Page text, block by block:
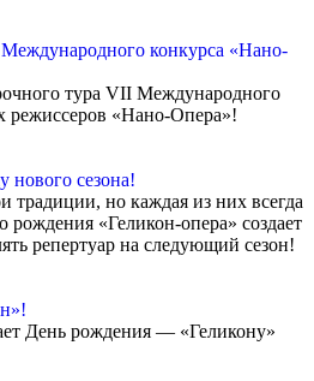
конкурса «Нано-
тура VII Международного
режиссеров «Нано-Опера»!
нового сезона!
традиции, но каждая из них всегда
рождения «Геликон-опера» создает
репертуар на следующий сезон!
День рождения — «Геликону»